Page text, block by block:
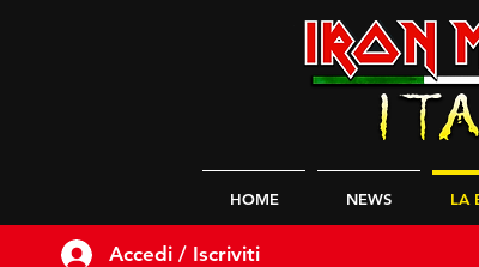
HOME NEWS LA
Accedi / Iscriviti